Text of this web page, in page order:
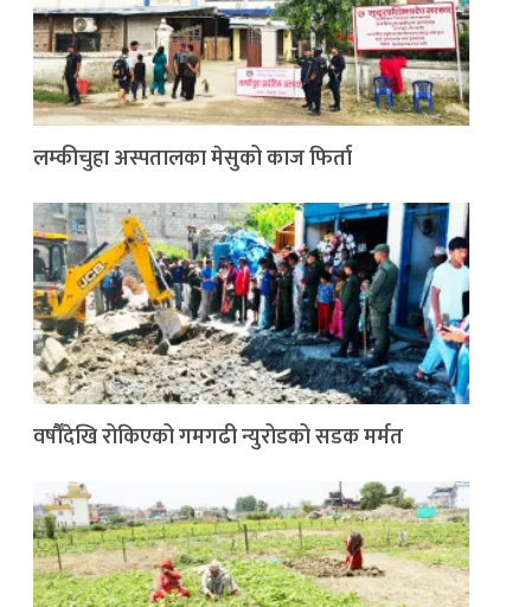
लम्कीचुहा अस्पतालका मेसुको काज फिर्ता
वर्षौँदेखि रोकिएको गमगढी न्युरोडको सडक मर्मत